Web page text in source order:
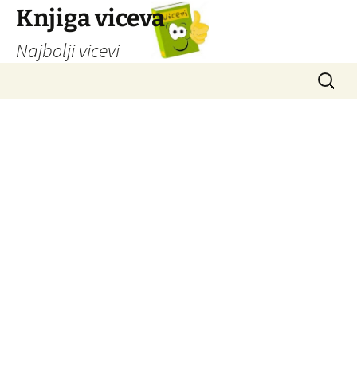
Knjiga viceva
Najbolji vicevi